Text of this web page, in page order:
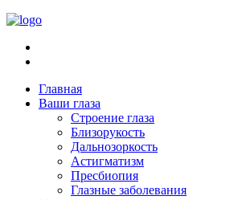
Главная
Ваши глаза
Строение глаза
Близорукость
Дальнозоркость
Астигматизм
Пресбиопия
Глазные заболевания